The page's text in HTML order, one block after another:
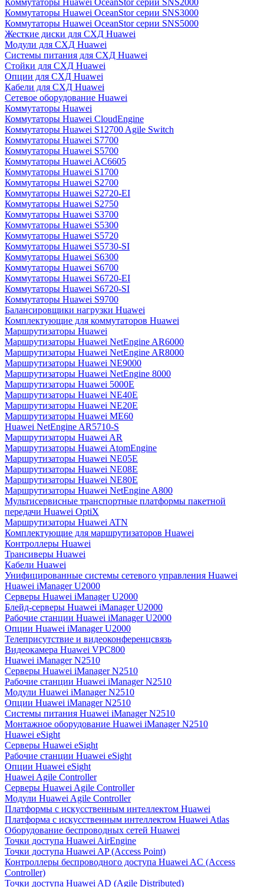
Коммутаторы Huawei OceanStor серии SNS2000
Коммутаторы Huawei OceanStor серии SNS3000
Коммутаторы Huawei OceanStor серии SNS5000
Жесткие диски для СХД Huawei
Модули для СХД Huawei
Системы питания для СХД Huawei
Стойки для СХД Huawei
Опции для СХД Huawei
Кабели для СХД Huawei
Сетевое оборудование Huawei
Коммутаторы Huawei
Коммутаторы Huawei CloudEngine
Коммутаторы Huawei S12700 Agile Switch
Коммутаторы Huawei S7700
Коммутаторы Huawei S5700
Коммутаторы Huawei AC6605
Коммутаторы Huawei S1700
Коммутаторы Huawei S2700
Коммутаторы Huawei S2720-EI
Коммутаторы Huawei S2750
Коммутаторы Huawei S3700
Коммутаторы Huawei S5300
Коммутаторы Huawei S5720
Коммутаторы Huawei S5730-SI
Коммутаторы Huawei S6300
Коммутаторы Huawei S6700
Коммутаторы Huawei S6720-EI
Коммутаторы Huawei S6720-SI
Коммутаторы Huawei S9700
Балансировщики нагрузки Huawei
Комплектующие для коммутаторов Huawei
Маршрутизаторы Huawei
Маршрутизаторы Huawei NetEngine AR6000
Маршрутизаторы Huawei NetEngine AR8000
Маршрутизаторы Huawei NE9000
Маршрутизаторы Huawei NetEngine 8000
Маршрутизаторы Huawei 5000E
Маршрутизаторы Huawei NE40E
Маршрутизаторы Huawei NE20E
Маршрутизаторы Huawei ME60
Huawei NetEngine AR5710-S
Маршрутизаторы Huawei AR
Маршрутизаторы Huawei AtomEngine
Маршрутизаторы Huawei NE05E
Маршрутизаторы Huawei NE08E
Маршрутизаторы Huawei NE80E
Маршрутизаторы Huawei NetEngine A800
Мультисервисные транспортные платформы пакетной
передачи Huawei OptiX
Маршрутизаторы Huawei ATN
Комплектующие для маршрутизаторов Huawei
Контроллеры Huawei
Трансиверы Huawei
Кабели Huawei
Унифицированные системы сетевого управления Huawei
Huawei iManager U2000
Серверы Huawei iManager U2000
Блейд-серверы Huawei iManager U2000
Рабочие станции Huawei iManager U2000
Опции Huawei iManager U2000
Телеприсутствие и видеоконференцсвязь
Видеокамера Huawei VPC800
Huawei iManager N2510
Серверы Huawei iManager N2510
Рабочие станции Huawei iManager N2510
Модули Huawei iManager N2510
Опции Huawei iManager N2510
Системы питания Huawei iManager N2510
Монтажное оборудование Huawei iManager N2510
Huawei eSight
Серверы Huawei eSight
Рабочие станции Huawei eSight
Опции Huawei eSight
Huawei Agile Controller
Серверы Huawei Agile Controller
Модули Huawei Agile Controller
Платформы с искусственным интеллектом Huawei
Платформа с искусственным интеллектом Huawei Atlas
Оборудование беспроводных сетей Huawei
Точки доступа Huawei AirEngine
Точки доступа Huawei AP (Access Point)
Контроллеры беспроводного доступа Huawei AC (Access
Controller)
Точки доступа Huawei AD (Agile Distributed)